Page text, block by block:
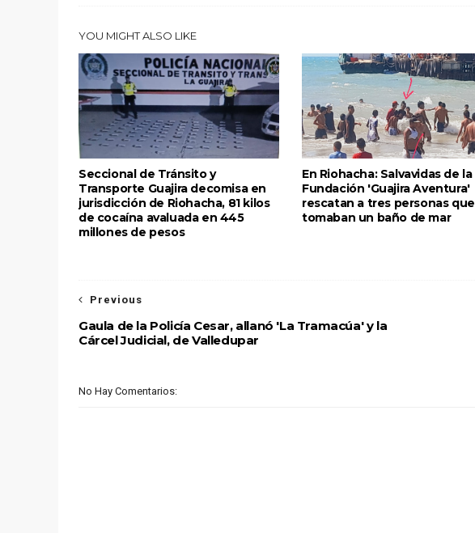
YOU MIGHT ALSO LIKE
Seccional de Tránsito y
Transporte Guajira decomisa en
jurisdicción de Riohacha, 81 kilos
de cocaína avaluada en 445
millones de pesos
En Riohacha: Salvavidas de la
Fundación 'Guajira Aventura'
rescatan a tres personas que
tomaban un baño de mar
Previous
Gaula de la Policía Cesar, allanó 'La Tramacúa' y la
Cárcel Judicial, de Valledupar
No Hay Comentarios: